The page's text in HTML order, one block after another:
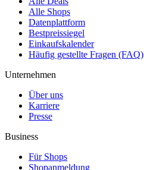
Alle Shops
Datenplattform
Bestpreissiegel
Einkaufskalender
Häufig gestellte Fragen (FAQ)
Unternehmen
Über uns
Karriere
Presse
Business
Für Shops
Shopanmeldung